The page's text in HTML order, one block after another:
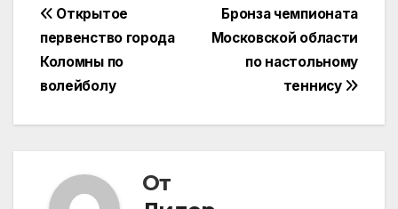
Навигация
по
записям
Бронза чемпионата
Московской области
по настольному
теннису
Открытое
первенство города
Коломны по
волейболу
От